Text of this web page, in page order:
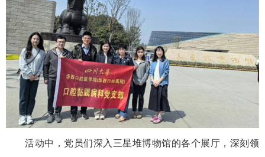
活动中，党员们深入三星堆博物馆的各个展厅，深刻领